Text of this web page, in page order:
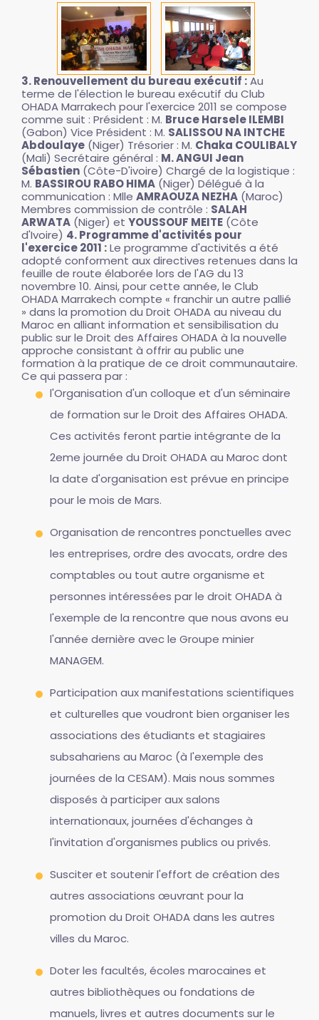
3. Renouvellement du bureau exécutif :Au
terme de l'élection le bureau exécutif du Club
OHADA Marrakech pour l'exercice 2011 se compose
comme suit : Président : M. Bruce Harsele ILEMBI
(Gabon) Vice Président : M. SALISSOU NA INTCHE
Abdoulaye (Niger) Trésorier : M. Chaka COULIBALY
(Mali) Secrétaire général : M. ANGUI Jean
Sébastien (Côte-D'ivoire) Chargé de la logistique :
M. BASSIROU RABO HIMA (Niger) Délégué à la
communication : Mlle AMRAOUZA NEZHA (Maroc)
Membres commission de contrôle : SALAH
ARWATA (Niger) et YOUSSOUF MEITE (Côte
d'Ivoire) 4. Programme d'activités pour
l'exercice 2011 :Le programme d'activités a été
adopté conforment aux directives retenues dans la
feuille de route élaborée lors de l'AG du 13
novembre 10. Ainsi, pour cette année, le Club
OHADA Marrakech compte « franchir un autre pallié
» dans la promotion du Droit OHADA au niveau du
Maroc en alliant information et sensibilisation du
public sur le Droit des Affaires OHADA à la nouvelle
approche consistant à offrir au public une
formation à la pratique de ce droit communautaire.
Ce qui passera par :
l'Organisation d'un colloque et d'un séminaire
de formation sur le Droit des Affaires OHADA.
Ces activités feront partie intégrante de la
2eme journée du Droit OHADA au Maroc dont
la date d'organisation est prévue en principe
pour le mois de Mars.
Organisation de rencontres ponctuelles avec
les entreprises, ordre des avocats, ordre des
comptables ou tout autre organisme et
personnes intéressées par le droit OHADA à
l'exemple de la rencontre que nous avons eu
l'année dernière avec le Groupe minier
MANAGEM.
Participation aux manifestations scientifiques
et culturelles que voudront bien organiser les
associations des étudiants et stagiaires
subsahariens au Maroc (à l'exemple des
journées de la CESAM). Mais nous sommes
disposés à participer aux salons
internationaux, journées d'échanges à
l'invitation d'organismes publics ou privés.
Susciter et soutenir l'effort de création des
autres associations œuvrant pour la
promotion du Droit OHADA dans les autres
villes du Maroc.
Doter les facultés, écoles marocaines et
autres bibliothèques ou fondations de
manuels, livres et autres documents sur le